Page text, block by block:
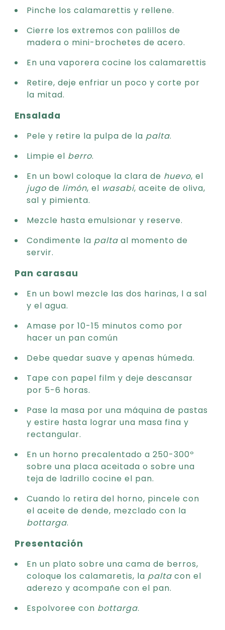
Pinche los calamarettis y rellene.
Cierre los extremos con palillos de
madera o mini-brochetes de acero.
En una vaporera cocine los calamarettis
Retire, deje enfriar un poco y corte por
la mitad.
Ensalada
Pele y retire la pulpa de la palta.
Limpie el berro.
En un bowl coloque la clara de huevo, el
jugo de limón, el wasabi, aceite de oliva,
sal y pimienta.
Mezcle hasta emulsionar y reserve.
Condimente la palta al momento de
servir.
Pan carasau
En un bowl mezcle las dos harinas, l a sal
y el agua.
Amase por 10-15 minutos como por
hacer un pan común
Debe quedar suave y apenas húmeda.
Tape con papel film y deje descansar
por 5-6 horas.
Pase la masa por una máquina de pastas
y estire hasta lograr una masa fina y
rectangular.
En un horno precalentado a 250-300º
sobre una placa aceitada o sobre una
teja de ladrillo cocine el pan.
Cuando lo retira del horno, pincele con
el aceite de dende, mezclado con la
bottarga.
Presentación
En un plato sobre una cama de berros,
coloque los calamaretis, la palta con el
aderezo y acompañe con el pan.
Espolvoree con bottarga.